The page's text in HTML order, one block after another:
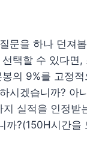
문을 하나 던져
택할 수 있다면,
의 9%를 고정
시겠습니까? 아
실적을 인정받
까?(150H시간을